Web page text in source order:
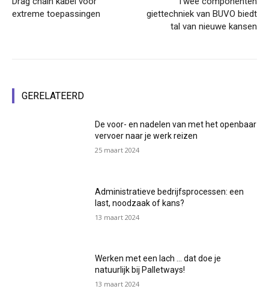
extreme toepassingen
giettechniek van BUVO biedt
tal van nieuwe kansen
GERELATEERD
De voor- en nadelen van met het openbaar
vervoer naar je werk reizen
25 maart 2024
Administratieve bedrijfsprocessen: een
last, noodzaak of kans?
13 maart 2024
Werken met een lach … dat doe je
natuurlijk bij Palletways!
13 maart 2024